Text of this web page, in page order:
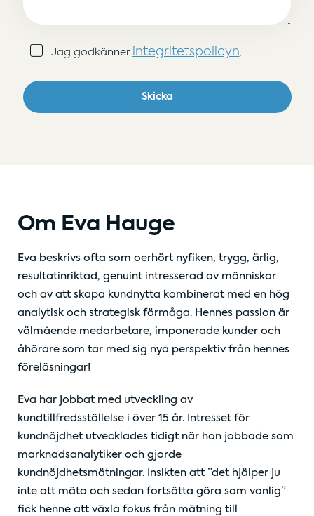
Samtycke
Jag godkänner integritetspolicyn
Skicka
Om Eva Hauge
Eva beskrivs ofta som oerhört nyfiken, trygg, ärlig,
resultatinriktad, genuint intresserad av människor
och av att skapa kundnytta kombinerat med en hög
analytisk och strategisk förmåga. Hennes passion är
välmående medarbetare, imponerade kunder och
åhörare som tar med sig nya perspektiv från hennes
föreläsningar!
Eva har jobbat med utveckling av
kundtillfredsställelse i över 15 år. Intresset för
kundnöjdhet utvecklades tidigt när hon jobbade som
marknadsanalytiker och gjorde
kundnöjdhetsmätningar. Insikten att ”det hjälper ju
inte att mäta och sedan fortsätta göra som vanlig”
fick henne att växla fokus från mätning till